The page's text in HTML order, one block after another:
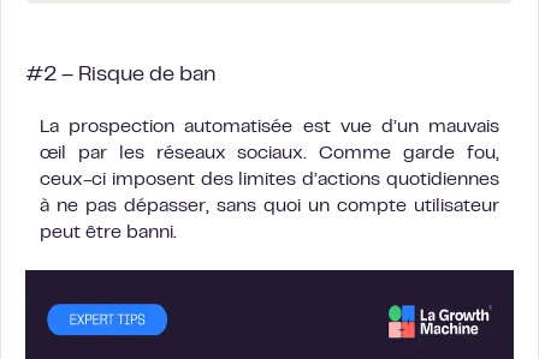
#2 – Risque de ban
La prospection automatisée est vue d’un mauvais
œil par les réseaux sociaux. Comme garde fou,
ceux-ci imposent des limites d’actions quotidiennes
à ne pas dépasser, sans quoi un compte utilisateur
peut être banni.